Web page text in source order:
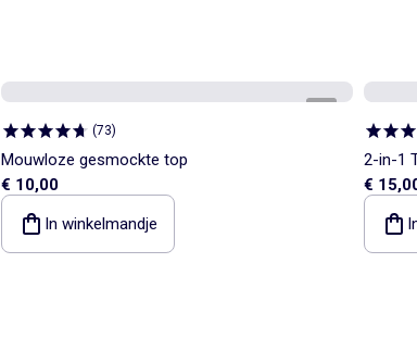
(73)
Mouwloze gesmockte top
€ 10,00
In winkelmandje
2-in-1
€